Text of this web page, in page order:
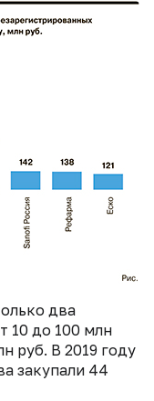
два
10 до 100 млн
руб. В 2019 году
закупали 44